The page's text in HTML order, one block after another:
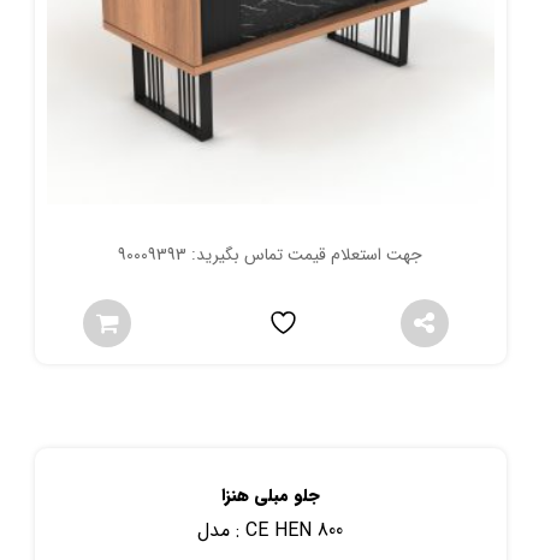
جهت استعلام قیمت تماس بگیرید: 90009393
جلو مبلی هنزا
مدل :CE HEN 800